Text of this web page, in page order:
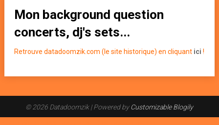
Mon background question
concerts, dj's sets...
Retrouve datadoomzik.com (le site historique) en cliquant ici !
© 2026 Datadoomzik| Powered byCustomizable Blogily